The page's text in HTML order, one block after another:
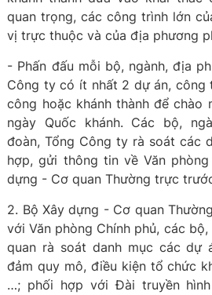
quan trọng, các công trình lớn
vị trực thuộc và của địa phương
- Phấn đấu mỗi bộ, ngành, địa
Công ty có ít nhất 2 dự án, công
công hoặc khánh thành để chào
ngày Quốc khánh. Các bộ,
đoàn, Tổng Công ty rà soát các
hợp, gửi thông tin về Văn
dựng - Cơ quan Thường trực
2. Bộ Xây dựng - Cơ quan
với Văn phòng Chính phủ, các
quan rà soát danh mục các dự
đảm quy mô, điều kiện tổ chức
…; phối hợp với Đài truyền